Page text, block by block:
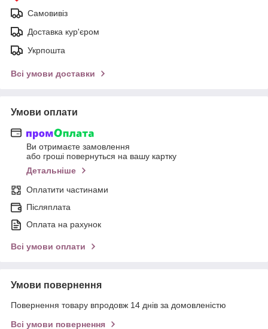
Самовивіз
Доставка кур'єром
Укрпошта
Всі умови доставки
Умови оплати
Ви отримаєте замовлення
або гроші повернуться на вашу картку
Детальніше
Оплатити частинами
Післяплата
Оплата на рахунок
Всі умови оплати
Умови повернення
Повернення товару впродовж 14 днів за домовленістю
Всі умови повернення